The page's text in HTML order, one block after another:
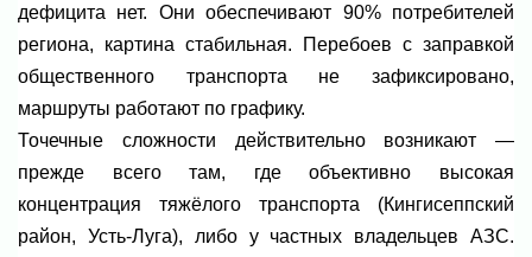
дефицита нет. Они обеспечивают 90% потребителей
региона, картина стабильная. Перебоев с заправкой
общественного транспорта не зафиксировано,
маршруты работают по графику.
Точечные сложности действительно возникают —
прежде всего там, где объективно высокая
концентрация тяжёлого транспорта (Кингисеппский
район, Усть-Луга), либо у частных владельцев АЗС.